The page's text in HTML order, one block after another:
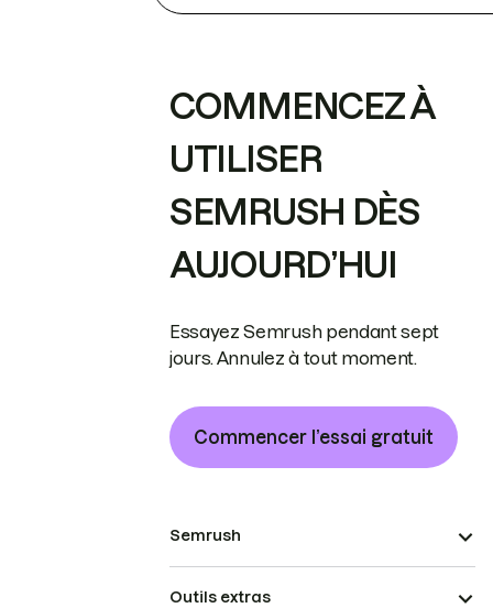
COMMENCEZ À
UTILISER
SEMRUSH DÈS
AUJOURD’HUI
Essayez Semrush pendant sept
jours. Annulez à tout moment.
Commencer l’essai gratuit
Semrush
Outils extras